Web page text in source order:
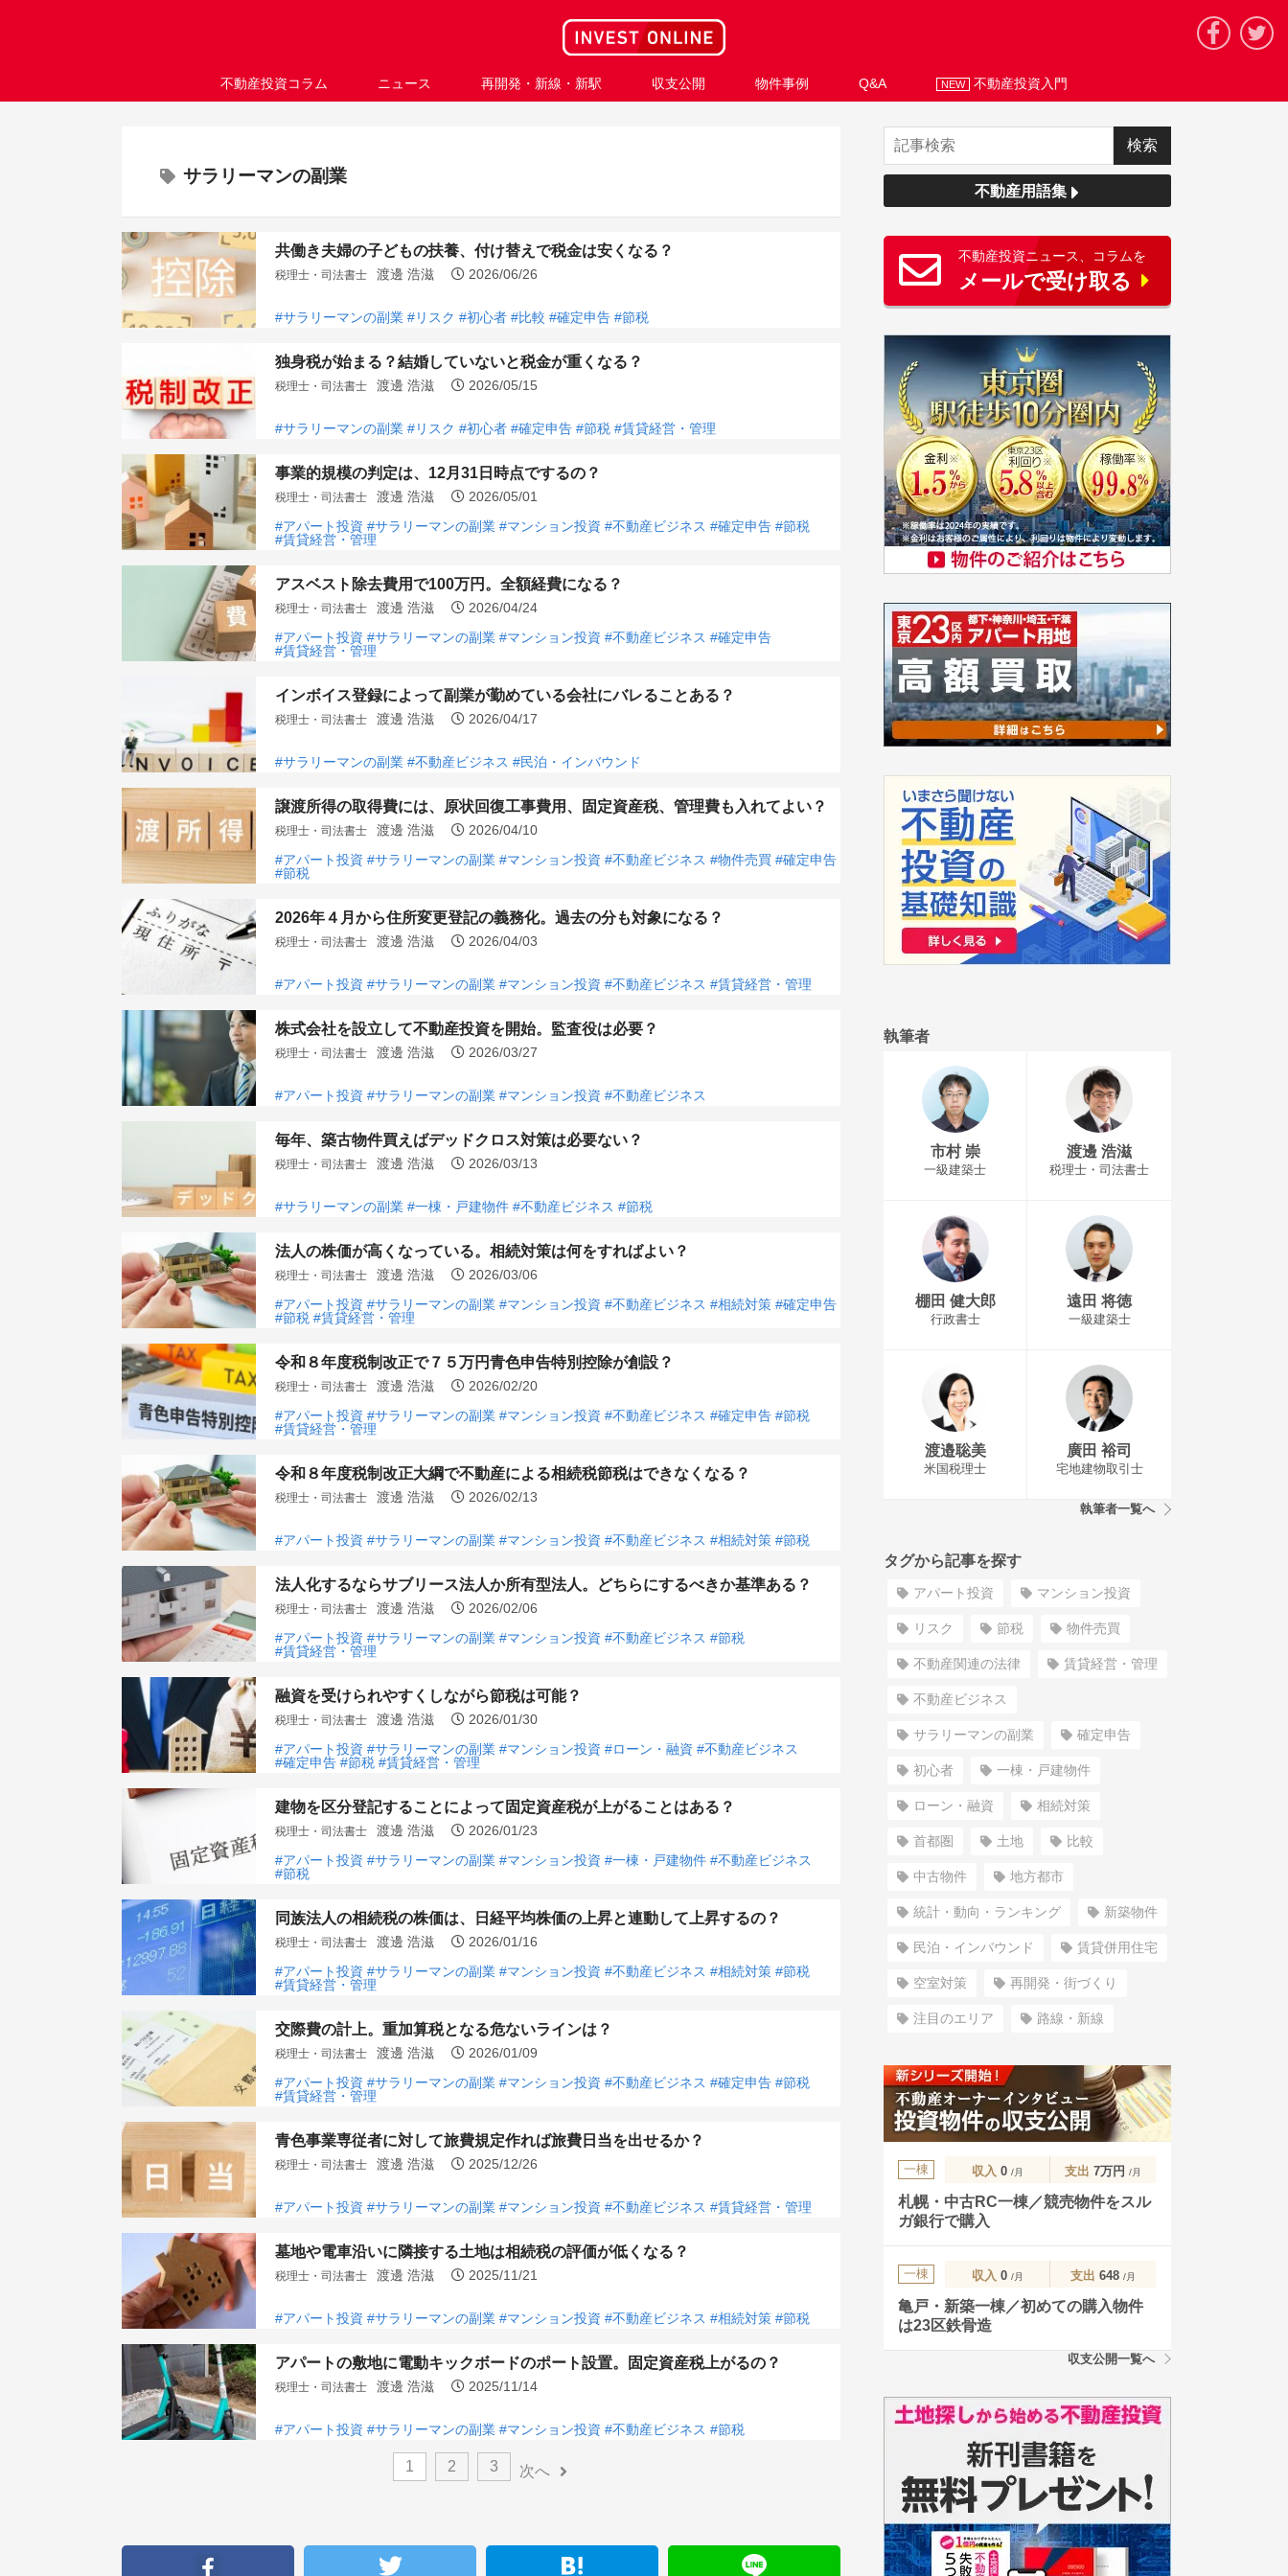
不動産投資コラム ニュース 再開発・新線・新駅 収支公開 物件事例 Q&A NEW 不動産投資入門
サラリーマンの副業
共働き夫婦の子どもの扶養、付け替えで税金は安くなる？
税理士・司法書士 渡邊 浩滋 2026/06/26
#サラリーマンの副業 #リスク #初心者 #比較 #確定申告 #節税
独身税が始まる？結婚していないと税金が重くなる？
税理士・司法書士 渡邊 浩滋 2026/05/15
#サラリーマンの副業 #リスク #初心者 #確定申告 #節税 #賃貸経営・管理
事業的規模の判定は、12月31日時点でするの？
税理士・司法書士 渡邊 浩滋
2026/05/01
#アパート投資 #サラリーマンの副業 #マンション投資 #不動産ビジネス #確定申告 #節税
#賃貸経営・管理
アスベスト除去費用で100万円。全額経費になる？
税理士・司法書士 渡邊 浩滋
2026/04/24
#アパート投資 #サラリーマンの副業 #マンション投資 #不動産ビジネス #確定申告
#賃貸経営・管理
インボイス登録によって副業が勤めている会社にバレることある？
税理士・司法書士 渡邊 浩滋 2026/04/17
#サラリーマンの副業 #不動産ビジネス #民泊・インバウンド
譲渡所得の取得費には、原状回復工事費用、固定資産税、管理費も入れてよい？
税理士・司法書士 渡邊 浩滋
2026/04/10
#アパート投資 #サラリーマンの副業 #マンション投資 #不動産ビジネス #物件売買 #確定申告
#節税
2026年４月から住所変更登記の義務化。過去の分も対象になる？
税理士・司法書士 渡邊 浩滋 2026/04/03
#アパート投資 #サラリーマンの副業 #マンション投資 #不動産ビジネス #賃貸経営・管理
株式会社を設立して不動産投資を開始。監査役は必要？
税理士・司法書士 渡邊 浩滋 2026/03/27
#アパート投資 #サラリーマンの副業 #マンション投資 #不動産ビジネス
毎年、築古物件買えばデッドクロス対策は必要ない？
税理士・司法書士 渡邊 浩滋 2026/03/13
#サラリーマンの副業 #一棟・戸建物件 #不動産ビジネス #節税
法人の株価が高くなっている。相続対策は何をすればよい？
税理士・司法書士 渡邊 浩滋
2026/03/06
#アパート投資 #サラリーマンの副業 #マンション投資 #不動産ビジネス #相続対策 #確定申告
#節税 #賃貸経営・管理
令和８年度税制改正で７５万円青色申告特別控除が創設？
税理士・司法書士 渡邊 浩滋
2026/02/20
#アパート投資 #サラリーマンの副業 #マンション投資 #不動産ビジネス #確定申告 #節税
#賃貸経営・管理
令和８年度税制改正大綱で不動産による相続税節税はできなくなる？
税理士・司法書士 渡邊 浩滋 2026/02/13
#アパート投資 #サラリーマンの副業 #マンション投資 #不動産ビジネス #相続対策 #節税
法人化するならサブリース法人か所有型法人。どちらにするべきか基準ある？
税理士・司法書士 渡邊 浩滋
2026/02/06
#アパート投資 #サラリーマンの副業 #マンション投資 #不動産ビジネス #節税
#賃貸経営・管理
融資を受けられやすくしながら節税は可能？
税理士・司法書士 渡邊 浩滋
2026/01/30
#アパート投資 #サラリーマンの副業 #マンション投資 #ローン・融資 #不動産ビジネス
#確定申告 #節税 #賃貸経営・管理
建物を区分登記することによって固定資産税が上がることはある？
税理士・司法書士 渡邊 浩滋
2026/01/23
#アパート投資 #サラリーマンの副業 #マンション投資 #一棟・戸建物件 #不動産ビジネス
#節税
同族法人の相続税の株価は、日経平均株価の上昇と連動して上昇するの？
税理士・司法書士 渡邊 浩滋
2026/01/16
#アパート投資 #サラリーマンの副業 #マンション投資 #不動産ビジネス #相続対策 #節税
#賃貸経営・管理
交際費の計上。重加算税となる危ないラインは？
税理士・司法書士 渡邊 浩滋
2026/01/09
#アパート投資 #サラリーマンの副業 #マンション投資 #不動産ビジネス #確定申告 #節税
#賃貸経営・管理
青色事業専従者に対して旅費規定作れば旅費日当を出せるか？
税理士・司法書士 渡邊 浩滋 2025/12/26
#アパート投資 #サラリーマンの副業 #マンション投資 #不動産ビジネス #賃貸経営・管理
墓地や電車沿いに隣接する土地は相続税の評価が低くなる？
税理士・司法書士 渡邊 浩滋 2025/11/21
#アパート投資 #サラリーマンの副業 #マンション投資 #不動産ビジネス #相続対策 #節税
アパートの敷地に電動キックボードのポート設置。固定資産税上がるの？
税理士・司法書士 渡邊 浩滋 2025/11/14
#アパート投資 #サラリーマンの副業 #マンション投資 #不動産ビジネス #節税
1 2 3 次へ
不動産用語集
不動産投資ニュース、コラムを
メールで受け取る
執筆者
市村 崇
一級建築士
渡邊 浩滋
税理士・司法書士
棚田 健大郎
行政書士
遠田 将徳
一級建築士
渡邉聡美
米国税理士
廣田 裕司
宅地建物取引士
執筆者一覧へ
タグから記事を探す
アパート投資 マンション投資
リスク 節税 物件売買
不動産関連の法律 賃貸経営・管理
不動産ビジネス
サラリーマンの副業 確定申告
初心者 一棟・戸建物件
ローン・融資 相続対策
首都圏 土地 比較
中古物件 地方都市
統計・動向・ランキング 新築物件
民泊・インバウンド 賃貸併用住宅
空室対策 再開発・街づくり
注目のエリア 路線・新線
一棟 収入 0 /月 支出 7万円 /月
札幌・中古RC一棟／競売物件をスル
ガ銀行で購入
一棟 収入 0 /月 支出 648 /月
亀戸・新築一棟／初めての購入物件
は23区鉄骨造
収支公開一覧へ